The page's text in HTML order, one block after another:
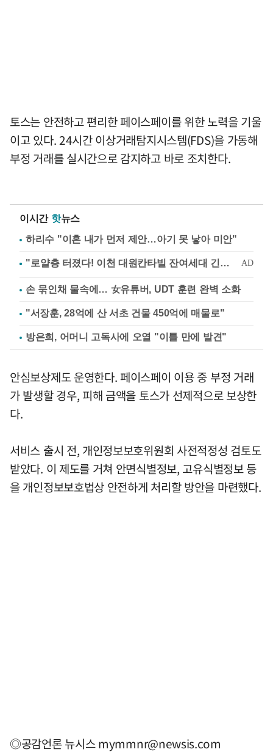
토스는 안전하고 편리한 페이스페이를 위한 노력을 기울
이고 있다. 24시간 이상거래탐지시스템(FDS)을 가동해
부정 거래를 실시간으로 감지하고 바로 조치한다.
이시간 핫뉴스
하리수 "이혼 내가 먼저 제안…아기 못 낳아 미안"
손 묶인채 물속에… 女유튜버, UDT 훈련 완벽 소화
"서장훈, 28억에 산 서초 건물 450억에 매물로"
방은희, 어머니 고독사에 오열 "이틀 만에 발견"
안심보상제도 운영한다. 페이스페이 이용 중 부정 거래
가 발생할 경우, 피해 금액을 토스가 선제적으로 보상한
다.
서비스 출시 전, 개인정보보호위원회 사전적정성 검토도
받았다. 이 제도를 거쳐 안면식별정보, 고유식별정보 등
을 개인정보보호법상 안전하게 처리할 방안을 마련했다.
◎공감언론 뉴시스mymmnr@newsis.com